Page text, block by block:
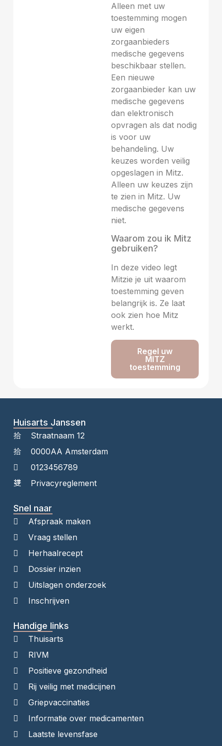
Alleen met uw
toestemming mogen
uw eigen
zorgaanbieders
medische gegevens
beschikbaar stellen.
Een nieuwe
zorgaanbieder kan uw
medische gegevens
dan elektronisch
opvragen als dat nodig
is voor uw
behandeling. Uw
keuzes worden veilig
opgeslagen in Mitz.
Alleen uw keuzes zijn
te zien in Mitz. Uw
medische gegevens
niet.
Waarom zou ik Mitz
gebruiken?
In deze video legt
Mitzie je uit waarom
toestemming geven
belangrijk is. Ze laat
ook zien hoe Mitz
werkt.
Regel uw
MITZ
toestemming
Huisarts Janssen
Straatnaam 12
0000AA Amsterdam
0123456789
Privacyreglement
Snel naar
Afspraak maken
Vraag stellen
Herhaalrecept
Dossier inzien
Uitslagen onderzoek
Inschrijven
Handige links
Thuisarts
RIVM
Positieve gezondheid
Rij veilig met medicijnen
Griepvaccinaties
Informatie over medicamenten
Laatste levensfase